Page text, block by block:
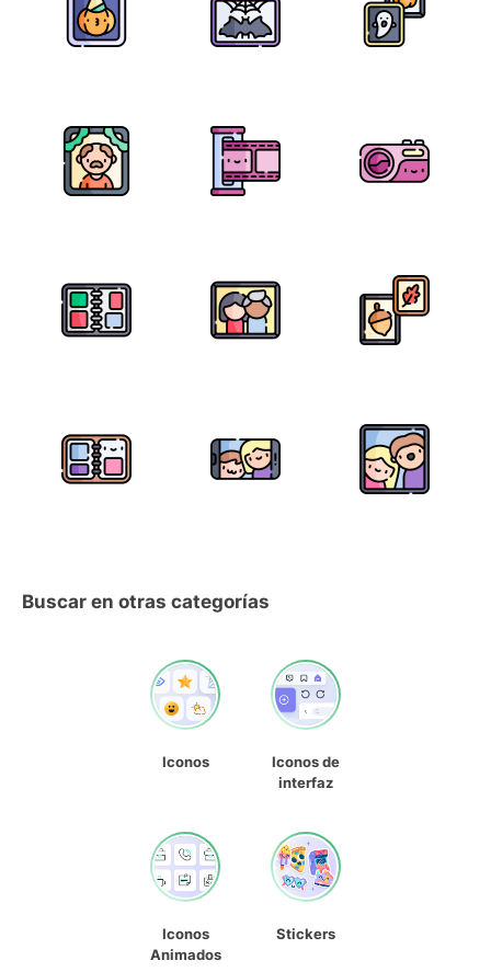
Buscar en otras categorías
Iconos
Iconos de
interfaz
Iconos
Animados
Stickers